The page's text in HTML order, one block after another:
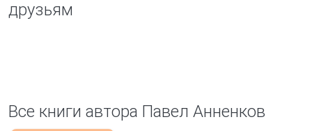
друзьям
Все книги автора Павел Анненков